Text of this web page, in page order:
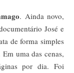
. Ainda novo,
José e
de forma simples
uma das cenas,
por dia. Foi